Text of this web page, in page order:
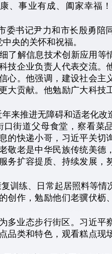
、事业有成、阖家幸福
委书记尹力和市长殷勇陪
央的关怀和祝福。
了解信息技术创新应用等
技企业负责人代表交流。
心。他强调，建设社会主
大贡献。他勉励广大科技
来推进无障碍和适老化改
街道父母食堂，察看菜
的快递小哥，习近平关切
敬老是中华民族传统美德
务扩容提质、持续发展，
训练、日常起居照料等情
创作，勉励他们老骥伏枥
多业态步行街区。习近平
品类和特色，观看糕点现